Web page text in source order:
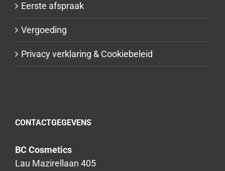
Eerste afspraak
Vergoeding
Privacy verklaring & Cookiebeleid
CONTACTGEGEVENS
BC Cosmetics
Lau Mazirellaan 405